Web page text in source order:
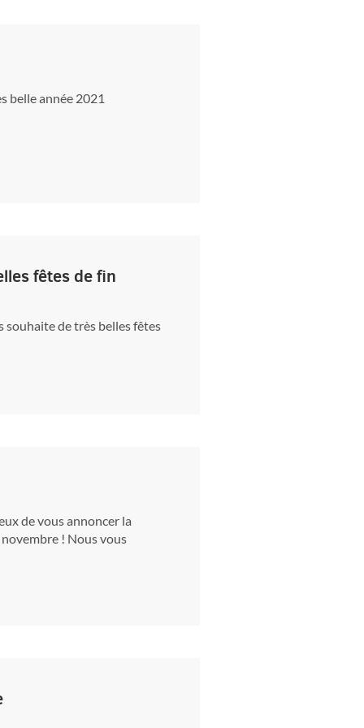
belle année 2021
fêtes de fin
souhaite de très belles fêtes
de vous annoncer la
! Nous vous